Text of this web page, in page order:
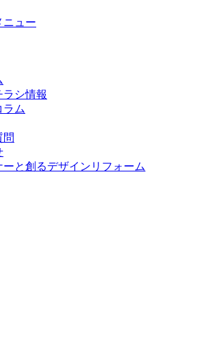
ニュー
ラシ情報
ラム
問
と創るデザインリフォーム